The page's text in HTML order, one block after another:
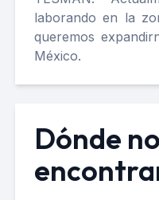
laborando en la
queremos
México.
Dónde